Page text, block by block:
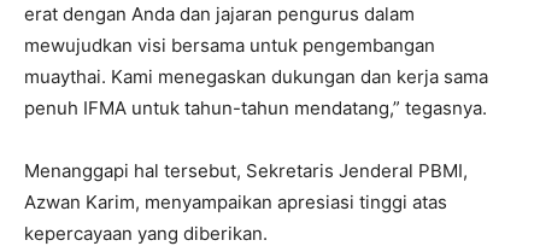
erat dengan Anda dan jajaran pengurus dalam
mewujudkan visi bersama untuk pengembangan
muaythai. Kami menegaskan dukungan dan kerja sama
penuh IFMA untuk tahun-tahun mendatang,” tegasnya.
Menanggapi hal tersebut, Sekretaris Jenderal PBMI,
Azwan Karim, menyampaikan apresiasi tinggi atas
kepercayaan yang diberikan.